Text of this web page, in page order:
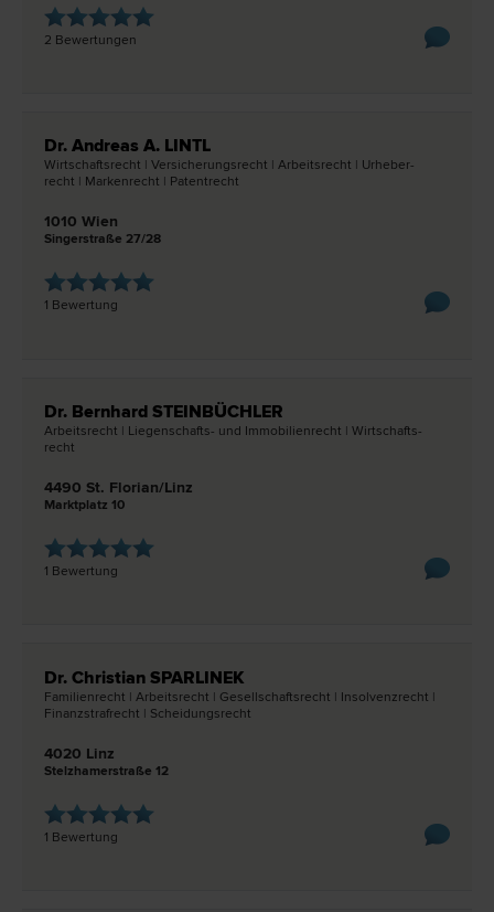
2 Bewertungen
Dr. Andreas A. LINTL
Wirtschafts­recht | Versicherungs­recht | Arbeits­recht | Urheber­
recht | Marken­recht | Patent­recht
1010 Wien
Singerstraße 27/28
1 Bewertung
Dr. Bernhard STEINBÜCHLER
Arbeits­recht | Liegenschafts- und Immobilien­recht | Wirtschafts­
recht
4490 St. Florian/Linz
Marktplatz 10
1 Bewertung
Dr. Christian SPARLINEK
Familien­recht | Arbeits­recht | Gesellschafts­recht | Insolvenz­recht |
Finanzstraf­recht | Scheidungs­recht
4020 Linz
Stelzhamerstraße 12
1 Bewertung